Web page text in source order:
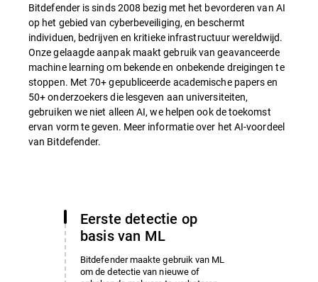
Bitdefender is sinds 2008 bezig met het bevorderen van AI
op het gebied van cyberbeveiliging, en beschermt
individuen, bedrijven en kritieke infrastructuur wereldwijd.
Onze gelaagde aanpak maakt gebruik van geavanceerde
machine learning om bekende en onbekende dreigingen te
stoppen. Met 70+ gepubliceerde academische papers en
50+ onderzoekers die lesgeven aan universiteiten,
gebruiken we niet alleen AI, we helpen ook de toekomst
ervan vorm te geven. Meer informatie over het AI-voordeel
van Bitdefender.
Eerste detectie op
basis van ML
Bitdefender maakte gebruik van ML
om de detectie van nieuwe of